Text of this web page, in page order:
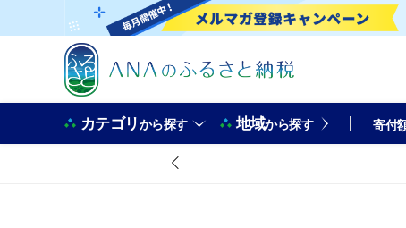
カテゴリから探す 地域から探す 寄付